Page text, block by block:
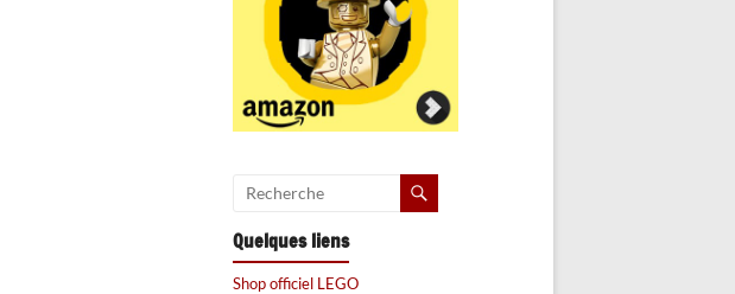
Quelques liens
Shop officiel LEGO